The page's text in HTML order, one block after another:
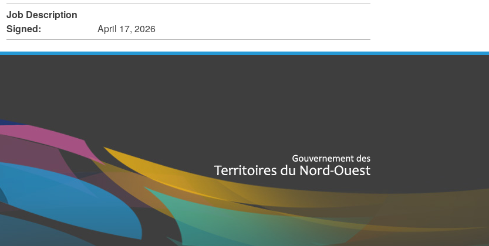
Job Description
Signed:
April 17, 2026